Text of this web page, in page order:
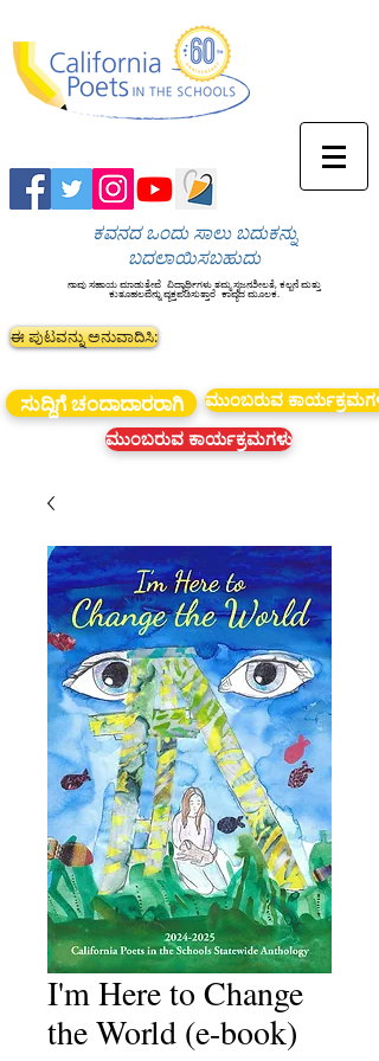
ಕವನದ ಒಂದು ಸಾಲು ಬದುಕನ್ನು
ಬದಲಾಯಿಸಬಹುದು
ನಾವು ಸಹಾಯ ಮಾಡುತ್ತೇವೆ ವಿದ್ಯಾರ್ಥಿಗಳು ತಮ್ಮ ಸೃಜನಶೀಲತೆ, ಕಲ್ಪನೆ ಮತ್ತು
ಕುತೂಹಲವನ್ನು ವ್ಯಕ್ತಪಡಿಸುತ್ತಾರೆ ಕಾವ್ಯದ ಮೂಲಕ.
ಈ ಪುಟವನ್ನು ಅನುವಾದಿಸಿ:
ಸುದ್ದಿಗೆ ಚಂದಾದಾರರಾಗಿ
ಮುಂಬರುವ ಕಾರ್ಯಕ್ರಮಗಳು
ಮುಂಬರುವ ಕಾರ್ಯಕ್ರಮಗಳು
I'm Here to Change
the World (e-book)